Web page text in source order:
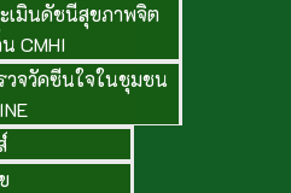
เมินดัชนีสุขภาพจิต
CMHI
วจวัคซีนใจในชุมชน